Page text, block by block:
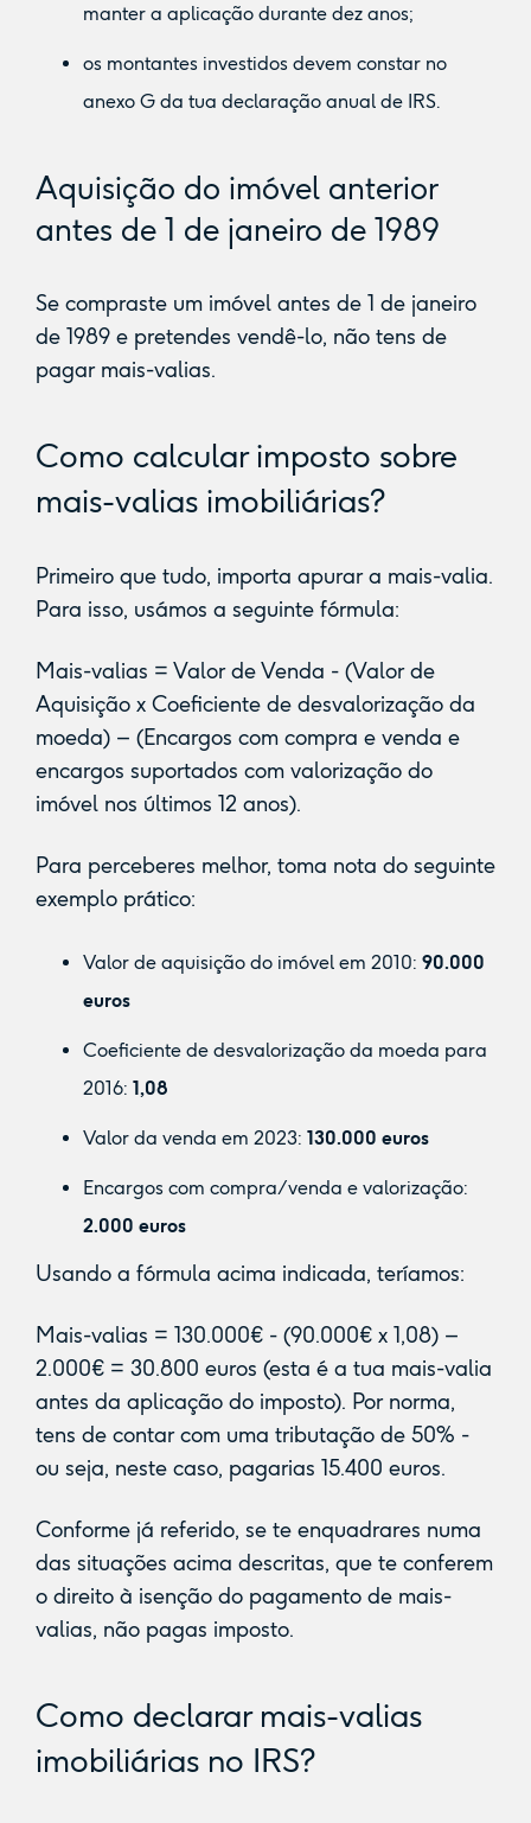
manter a aplicação durante dez anos;
os montantes investidos devem constar no
anexo G da tua declaração anual de IRS.
Aquisição do imóvel anterior
antes de 1 de janeiro de 1989
Se compraste um imóvel antes de 1 de janeiro
de 1989 e pretendes vendê-lo, não tens de
pagar mais-valias.
Como calcular imposto sobre
mais-valias imobiliárias?
Primeiro que tudo, importa apurar a mais-valia.
Para isso, usámos a seguinte fórmula:
Mais-valias = Valor de Venda - (Valor de
Aquisição x Coeficiente de desvalorização da
moeda) – (Encargos com compra e venda e
encargos suportados com valorização do
imóvel nos últimos 12 anos).
Para perceberes melhor, toma nota do seguinte
exemplo prático:
Valor de aquisição do imóvel em 2010: 90.000
euros
Coeficiente de desvalorização da moeda para
2016: 1,08
Valor da venda em 2023: 130.000 euros
Encargos com compra/venda e valorização:
2.000 euros
Usando a fórmula acima indicada, teríamos:
Mais-valias = 130.000€ - (90.000€ x 1,08) –
2.000€ = 30.800 euros (esta é a tua mais-valia
antes da aplicação do imposto). Por norma,
tens de contar com uma tributação de 50% -
ou seja, neste caso, pagarias 15.400 euros.
Conforme já referido, se te enquadrares numa
das situações acima descritas, que te conferem
o direito à isenção do pagamento de mais-
valias, não pagas imposto.
Como declarar mais-valias
imobiliárias no IRS?